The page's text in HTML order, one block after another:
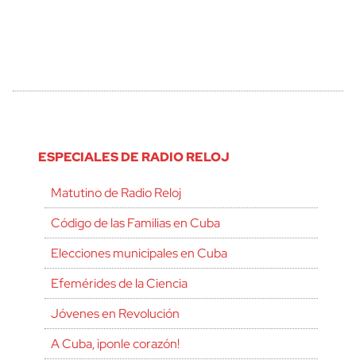
ESPECIALES DE RADIO RELOJ
Matutino de Radio Reloj
Código de las Familias en Cuba
Elecciones municipales en Cuba
Efemérides de la Ciencia
Jóvenes en Revolución
A Cuba, ¡ponle corazón!